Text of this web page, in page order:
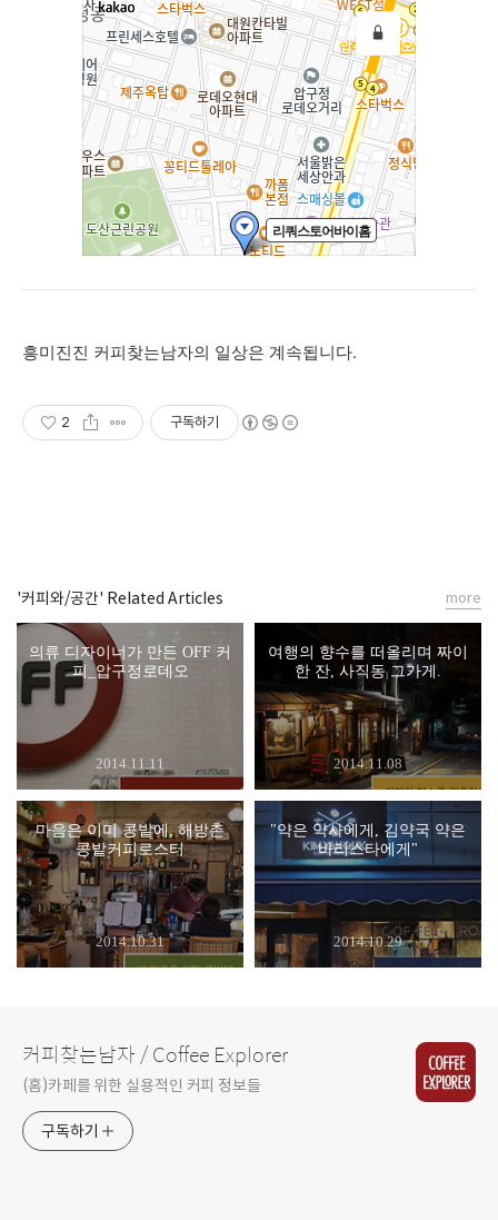
흥미진진 커피찾는남자의 일상은 계속됩니다.
2 구독하기
'커피와/공간' Related Articles
의류 디자이너가 만든 OFF 커
피_압구정로데오
2014.11.11
여행의 향수를 떠올리며 짜이
한 잔, 사직동 그가게.
2014.11.08
마음은 이미 콩밭에, 해방촌
콩밭커피로스터
2014.10.31
"약은 약사에게, 김약국 약은
바리스타에게"
2014.10.29
more
커피찾는남자 / Coffee Explorer
(홈)카페를 위한 실용적인 커피 정보들
구독하기